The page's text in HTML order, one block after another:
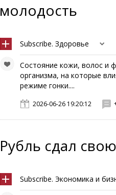
молодость
Subscribe. Здоровье
Состояние кожи, волос и
организма, на которые
режиме гонки....
2026-06-26 19:20:12
Рубль сдал
Subscribe. Экономика и